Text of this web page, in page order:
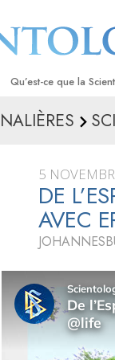
Qu’est-ce que la
Croyances et pratiques
Les scientologues et
Rencontrez un
À l’intérieur d’une
Les principes de base
Scientologie
La Dianétique : Une
5
DE
AVEC